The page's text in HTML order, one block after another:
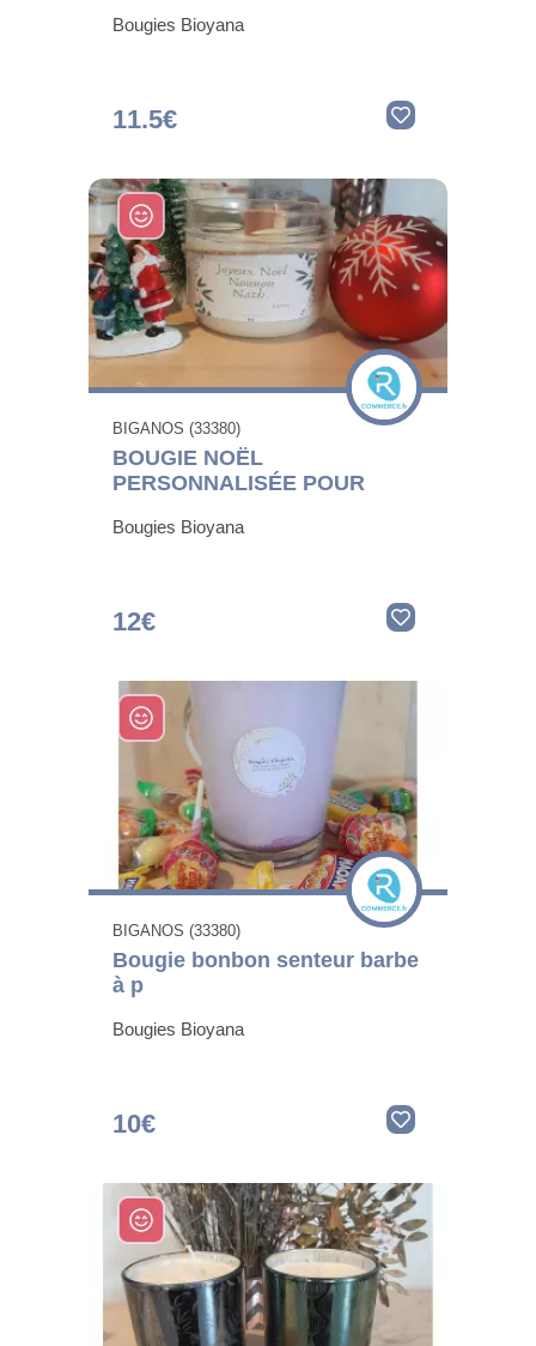
Bougies Bioyana
11.5€
BIGANOS (33380)
BOUGIE NOËL
PERSONNALISÉE POUR
Bougies Bioyana
12€
BIGANOS (33380)
Bougie bonbon senteur barbe
à p
Bougies Bioyana
10€